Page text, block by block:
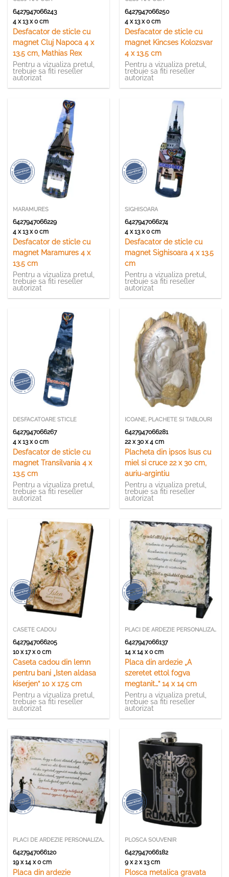
6427947066243
4 x 13 x 0 cm
Desfacator de sticle cu
magnet Cluj Napoca 4 x
13.5 cm, Mathias Rex
Pentru a vizualiza pretul,
trebuie sa fiti reseller
autorizat
6427947066250
4 x 13 x 0 cm
Desfacator de sticle cu
magnet Kincses Kolozsvar
4 x 13.5 cm
Pentru a vizualiza pretul,
trebuie sa fiti reseller
autorizat
MARAMURES
6427947066229
4 x 13 x 0 cm
Desfacator de sticle cu
magnet Maramures 4 x
13.5 cm
Pentru a vizualiza pretul,
trebuie sa fiti reseller
autorizat
SIGHISOARA
6427947066274
4 x 13 x 0 cm
Desfacator de sticle cu
magnet Sighisoara 4 x 13.5
cm
Pentru a vizualiza pretul,
trebuie sa fiti reseller
autorizat
DESFACATOARE STICLE
6427947066267
4 x 13 x 0 cm
Desfacator de sticle cu
magnet Transilvania 4 x
13.5 cm
Pentru a vizualiza pretul,
trebuie sa fiti reseller
autorizat
ICOANE, PLACHETE SI TABLOURI
6427947066281
22 x 30 x 4 cm
Placheta din ipsos Isus cu
miel si cruce 22 x 30 cm,
auriu-argintiu
Pentru a vizualiza pretul,
trebuie sa fiti reseller
autorizat
CASETE CADOU
6427947066205
10 x 17 x 0 cm
Caseta cadou din lemn
pentru bani „Isten aldasa
kiserjen” 10 x 17.5 cm
Pentru a vizualiza pretul,
trebuie sa fiti reseller
autorizat
PLACI DE ARDEZIE PERSONALIZATE
6427947066137
14 x 14 x 0 cm
Placa din ardezie „A
szeretet ettol fogva
megtanit…” 14 x 14 cm
Pentru a vizualiza pretul,
trebuie sa fiti reseller
autorizat
PLACI DE ARDEZIE PERSONALIZATE
6427947066120
19 x 14 x 0 cm
Placa din ardezie
PLOSCA SOUVENIR
6427947066182
9 x 2 x 13 cm
Plosca metalica gravata